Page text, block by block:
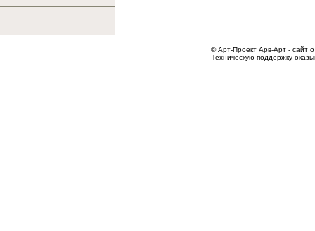
© Арт-Проект Арв-Арт - сайт
Техническую поддержку